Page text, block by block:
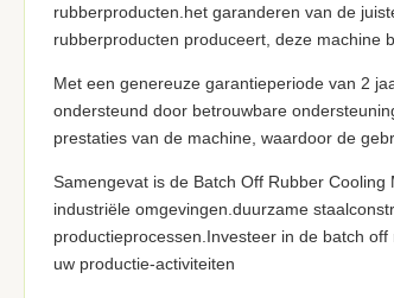
rubberproducten.het garanderen van de
rubberproducten produceert, deze machine
Met een genereuze garantieperiode van 2
ondersteund door betrouwbare
prestaties van de machine, waardoor de
Samengevat is de Batch Off Rubber
industriële omgevingen.duurzame
productieprocessen.Investeer in de batch
uw productie-activiteiten